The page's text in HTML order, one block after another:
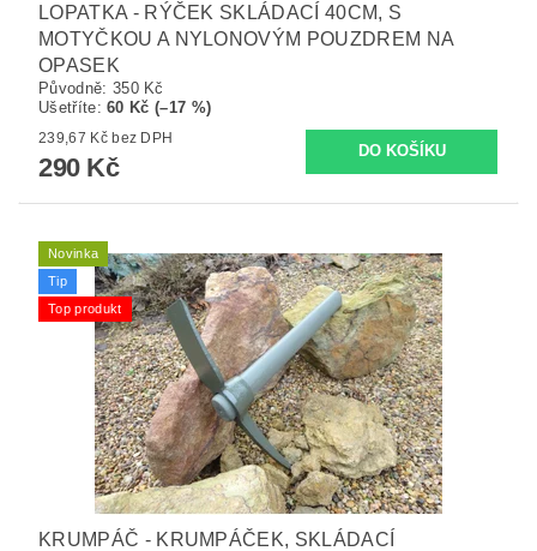
LOPATKA - RÝČEK SKLÁDACÍ 40CM, S
MOTYČKOU A NYLONOVÝM POUZDREM NA
OPASEK
Původně: 350 Kč
Ušetříte:60 Kč (–17 %)
239,67 Kč bez DPH
290 Kč
Novinka
Tip
Top produkt
KRUMPÁČ - KRUMPÁČEK, SKLÁDACÍ